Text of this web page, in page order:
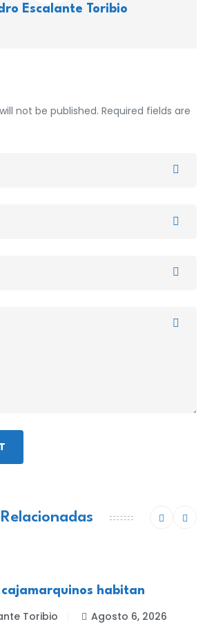
Escalante Toribio
not be published. Required fields are
cajamarquinos habitan
Toribio Agosto 6, 2026